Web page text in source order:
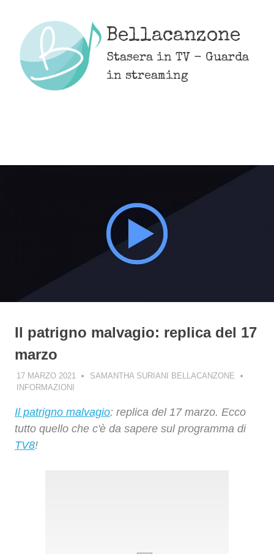
content
Bellacanzone
Stasera in TV - Guarda
in streaming
Il patrigno malvagio: replica del 17
marzo
17 MARZO 2021
SAMANTHA SURIANI BELLACANZONE
INFORMAZIONI
Il patrigno malvagio: replica del 17 marzo. Ecco
tutto quello che c'è da sapere sul programma di
TV8!